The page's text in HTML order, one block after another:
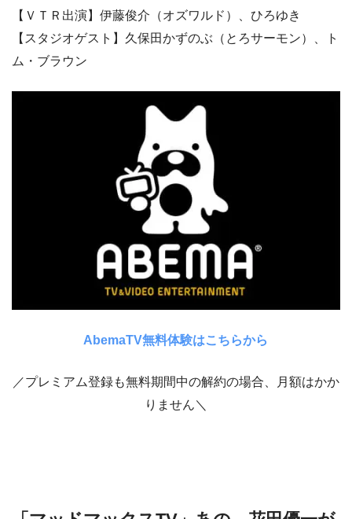
【ＶＴＲ出演】伊藤俊介（オズワルド）、ひろゆき
【スタジオゲスト】久保田かずのぶ（とろサーモン）、ト
ム・ブラウン
AbemaTV無料体験はこちらから
／プレミアム登録も無料期間中の解約の場合、月額はかか
りません＼